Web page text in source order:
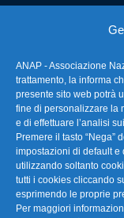
ANAP - Associazione
trattamento, la informa
presente sito web potrà
fine di personalizzare la
e di effettuare l’analisi
Premere il tasto “Nega”
impostazioni di default
utilizzando soltanto
tutti i cookies cliccando
esprimendo le proprie
Per maggiori
FAQ –
La nostra
Link Utili
TG